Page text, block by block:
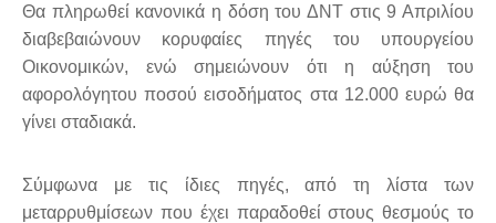
Θα πληρωθεί κανονικά η δόση του ΔΝΤ στις 9 Απριλίου
διαβεβαιώνουν κορυφαίες πηγές του υπουργείου
Οικονομικών, ενώ σημειώνουν ότι η αύξηση του
αφορολόγητου ποσού εισοδήματος στα 12.000 ευρώ θα
γίνει σταδιακά.
Σύμφωνα με τις ίδιες πηγές, από τη λίστα των
μεταρρυθμίσεων που έχει παραδοθεί στους θεσμούς το